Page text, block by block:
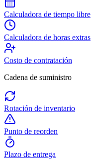
Calculadora de tiempo libre
Calculadora de horas extras
Costo de contratación
Cadena de suministro
Rotación de inventario
Punto de reorden
Plazo de entrega